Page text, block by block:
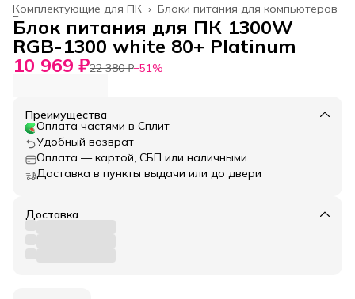
Блоки питания для компьютеров
Комплектующие для ПК ›
Главная
Блок питания для ПК 1300W
RGB-1300 white 80+ Platinum
10 969 ₽22 380 ₽−51%
Преимущества
Оплата частями в Сплит
Удобный возврат
Оплата — картой, СБП или наличными
Доставка в пункты выдачи или до двери
Доставка